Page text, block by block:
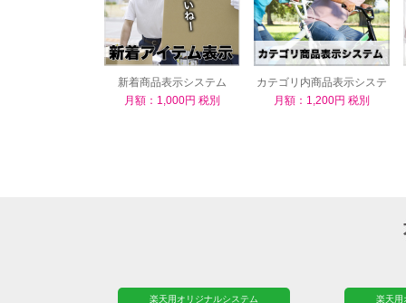
新着商品表示システム
月額：1,000円 税別
カテゴリ内商品表示システ
ム
月額：1,200円 税別
楽天用オリジナルシステム 楽天用